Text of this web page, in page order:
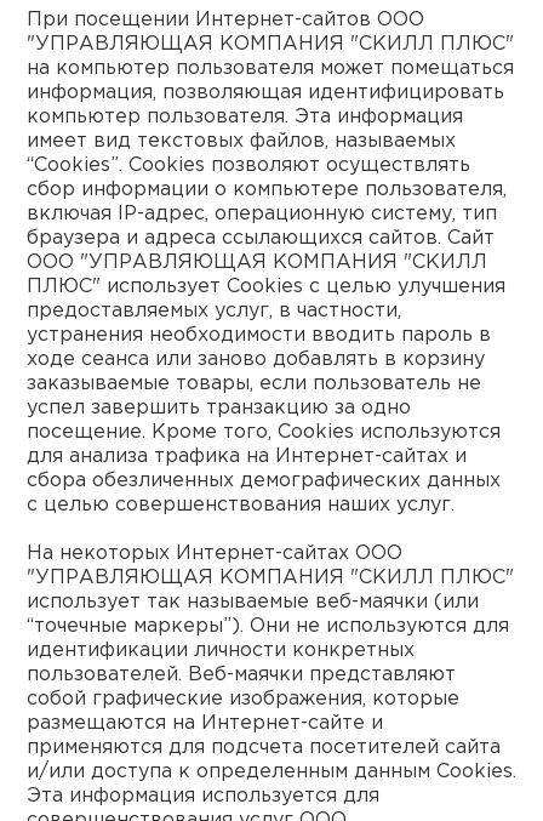
При посещении Интернет-сайтов ООО
"УПРАВЛЯЮЩАЯ КОМПАНИЯ "СКИЛЛ ПЛЮС"
на компьютер пользователя может помещаться
информация, позволяющая идентифицировать
компьютер пользователя. Эта информация
имеет вид текстовых файлов, называемых
“Cookies”. Cookies позволяют осуществлять
сбор информации о компьютере пользователя,
включая IP-адрес, операционную систему, тип
браузера и адреса ссылающихся сайтов. Сайт
ООО "УПРАВЛЯЮЩАЯ КОМПАНИЯ "СКИЛЛ
ПЛЮС" использует Cookies с целью улучшения
предоставляемых услуг, в частности,
устранения необходимости вводить пароль в
ходе сеанса или заново добавлять в корзину
заказываемые товары, если пользователь не
успел завершить транзакцию за одно
посещение. Кроме того, Cookies используются
для анализа трафика на Интернет-сайтах и
сбора обезличенных демографических данных
с целью совершенствования наших услуг.
На некоторых Интернет-сайтах ООО
"УПРАВЛЯЮЩАЯ КОМПАНИЯ "СКИЛЛ ПЛЮС"
использует так называемые веб-маячки (или
“точечные маркеры”). Они не используются для
идентификации личности конкретных
пользователей. Веб-маячки представляют
собой графические изображения, которые
размещаются на Интернет-сайте и
применяются для подсчета посетителей сайта
и/или доступа к определенным данным Cookies.
Эта информация используется для